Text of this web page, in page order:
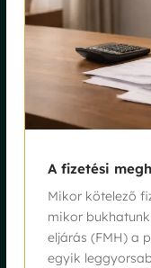
A fizetési
Mikor kötelező
mikor
eljárás (FMH) a
egyik